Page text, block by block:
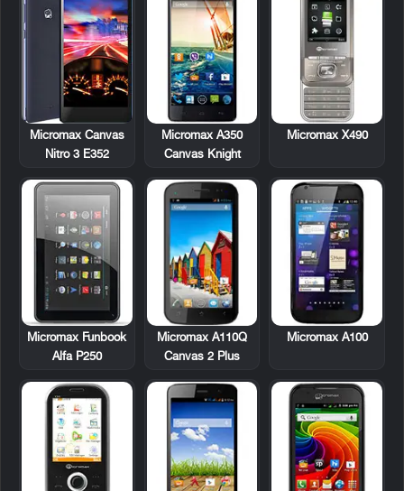
Micromax X490
Micromax A350
Canvas Knight
Micromax Canvas
Nitro 3 E352
Micromax A100
Micromax A110Q
Canvas 2 Plus
Micromax Funbook
Alfa P250